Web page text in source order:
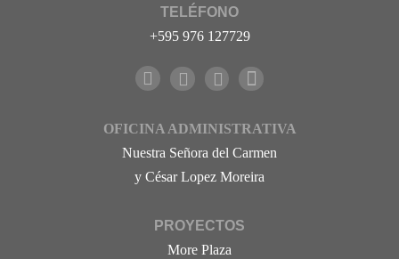
TELÉFONO
+595 976 127729
OFICINA ADMINISTRATIVA
Nuestra Señora del Carmen
y César Lopez Moreira
PROYECTOS
More Plaza